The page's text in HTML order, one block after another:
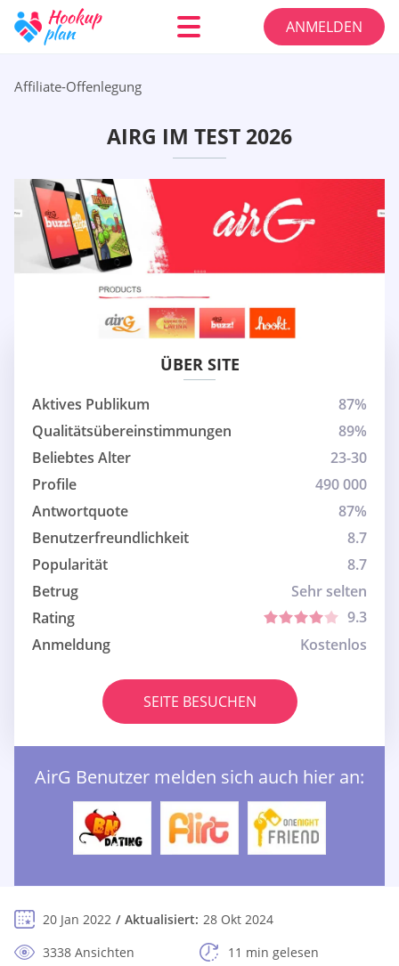
ANMELDEN
Affiliate-Offenlegung
AIRG IM TEST 2026
ÜBER SITE
Aktives Publikum
87%
Qualitätsübereinstimmungen
89%
Beliebtes Alter
23-30
Profile
490 000
Antwortquote
87%
Benutzerfreundlichkeit
8.7
Popularität
8.7
Betrug
Sehr selten
Rating
9.3
Anmeldung
Kostenlos
SEITE BESUCHEN
AirG Benutzer melden sich auch hier an:
20 Jan 2022 Aktualisiert: 28 Okt 2024
3338 Ansichten
11 min gelesen